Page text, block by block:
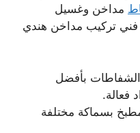
مداخن وغسيل
تركيب مداخن هندي
بأفضل
فعالة.
بسماكة مختلفة